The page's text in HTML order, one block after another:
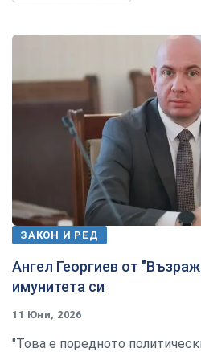
ЗАКОН И РЕД
Ангел Георгиев от
имунитета си
11 Юни, 2026
"Това е поредното